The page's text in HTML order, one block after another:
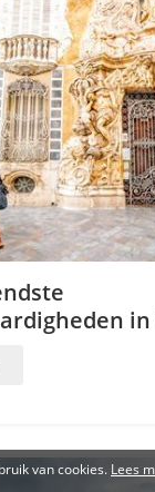
in
van cookies. Lees